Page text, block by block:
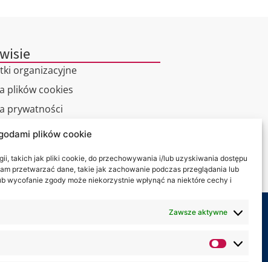
plików cookie
takich jak pliki cookie, do przechowywania i/lub uzyskiwania dostępu
przetwarzać dane, takie jak zachowanie podczas przeglądania lub
wycofanie zgody może niekorzystnie wpłynąć na niektóre cechy i
Zawsze aktywne
organizacyjne
plików cookies
prywatności